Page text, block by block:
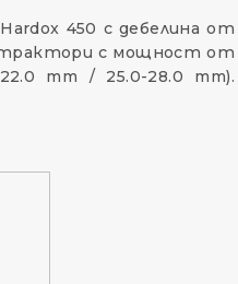
450 с дебелина от
трактори с мощност от
mm / 25.0-28.0 mm).